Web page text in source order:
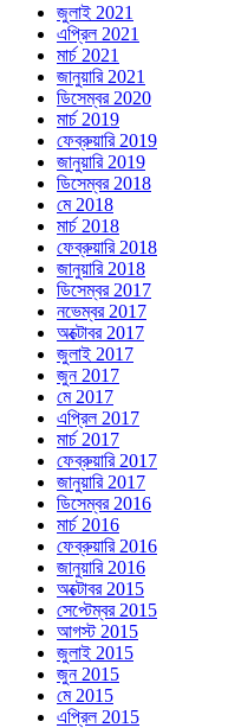
জুলাই 2021
এপ্রিল 2021
মার্চ 2021
জানুয়ারি 2021
ডিসেম্বর 2020
মার্চ 2019
ফেব্রুয়ারি 2019
জানুয়ারি 2019
ডিসেম্বর 2018
মে 2018
মার্চ 2018
ফেব্রুয়ারি 2018
জানুয়ারি 2018
ডিসেম্বর 2017
নভেম্বর 2017
অক্টোবর 2017
জুলাই 2017
জুন 2017
মে 2017
এপ্রিল 2017
মার্চ 2017
ফেব্রুয়ারি 2017
জানুয়ারি 2017
ডিসেম্বর 2016
মার্চ 2016
ফেব্রুয়ারি 2016
জানুয়ারি 2016
অক্টোবর 2015
সেপ্টেম্বর 2015
আগস্ট 2015
জুলাই 2015
জুন 2015
মে 2015
এপ্রিল 2015